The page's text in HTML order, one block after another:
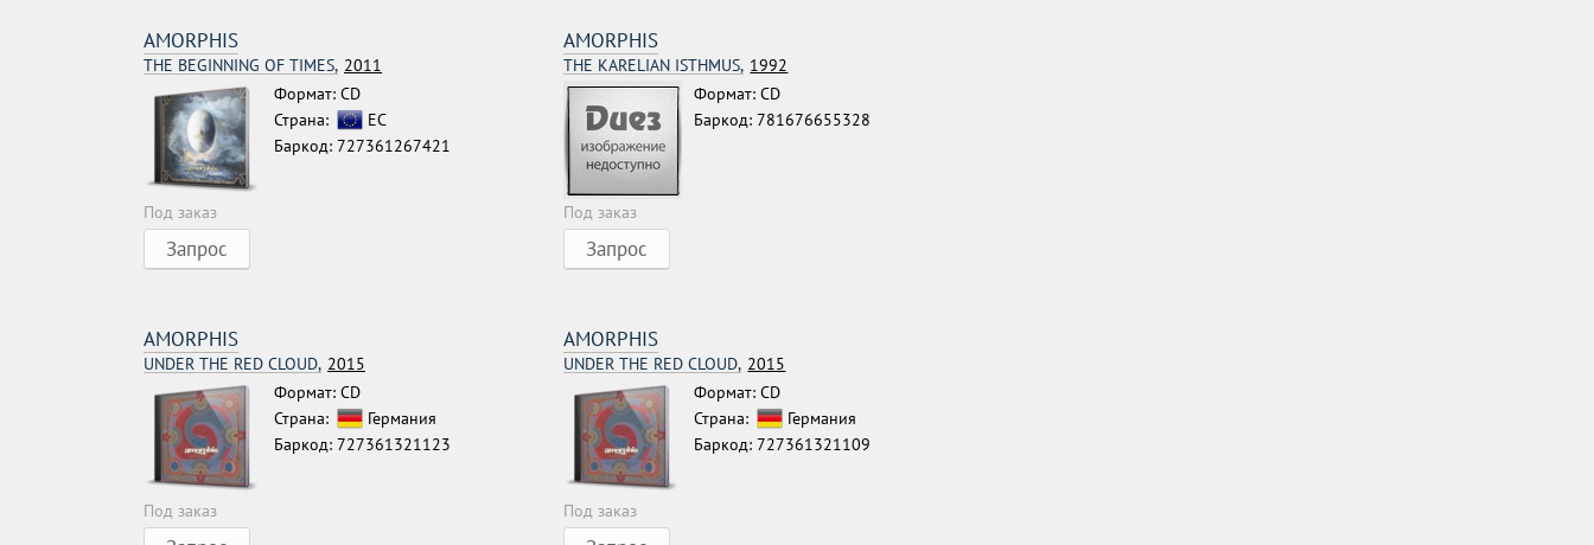
AMORPHIS
THE BEGINNING OF TIMES, 2011
Формат: CD
Страна:
ЕС
Баркод: 727361267421
Под заказ
Запрос
AMORPHIS
THE KARELIAN ISTHMUS, 1992
Формат: CD
Баркод: 781676655328
Под заказ
Запрос
AMORPHIS
UNDER THE RED CLOUD, 2015
Формат: CD
Страна:
Германия
Баркод: 727361321123
Под заказ
AMORPHIS
UNDER THE RED CLOUD, 2015
Формат: CD
Страна:
Германия
Баркод: 727361321109
Под заказ